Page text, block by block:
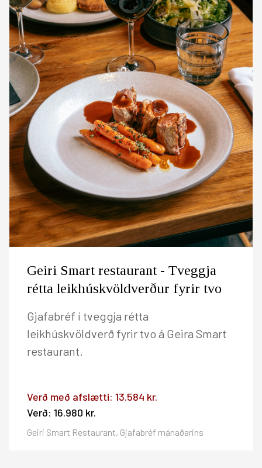
Geiri Smart restaurant - Tveggja
rétta leikhúskvöldverður fyrir tvo
Gjafabréf í tveggja rétta
leikhúskvöldverð fyrir tvo á Geira Smart
restaurant.
Verð með afslætti: 13.584 kr.
Verð: 16.980 kr.
Geiri Smart Restaurant, Gjafabréf mánaðarins